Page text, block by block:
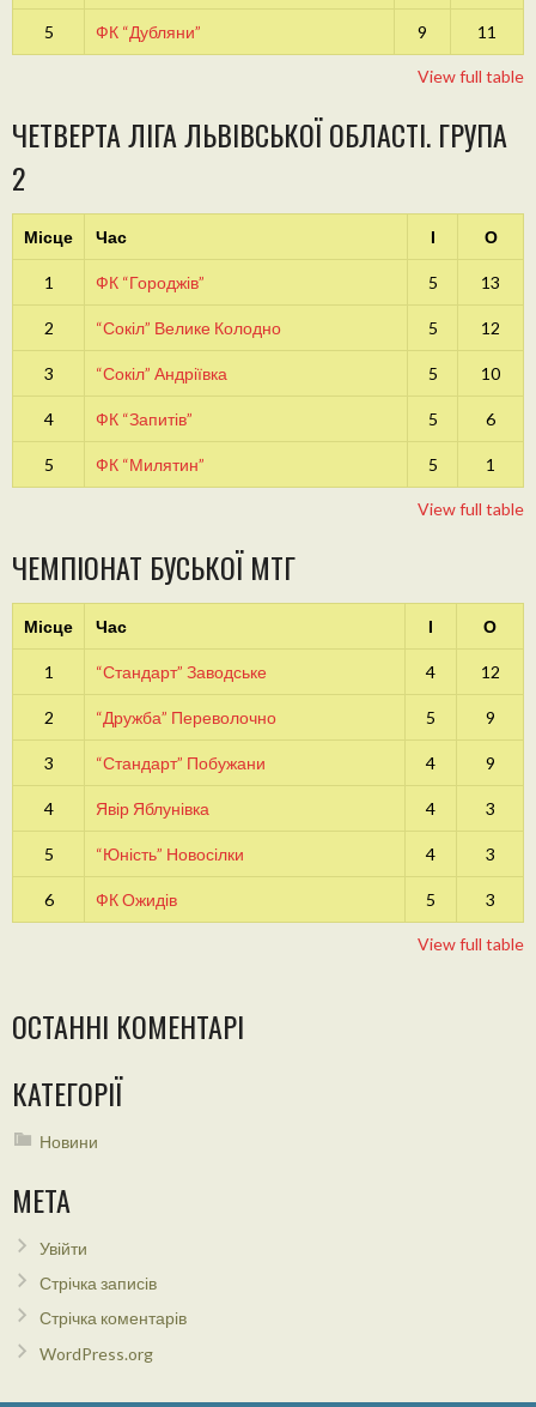
5 ФК “Дубляни” 9 11
View full table
ЧЕТВЕРТА ЛІГА ЛЬВІВСЬКОЇ ОБЛАСТІ. ГРУПА
2
Місце Час І О
1 ФК “Городжів” 5 13
2 “Сокіл” Велике Колодно 5 12
3 “Сокіл” Андріївка 5 10
4 ФК “Запитів” 5 6
5 ФК “Милятин” 5 1
View full table
ЧЕМПІОНАТ БУСЬКОЇ МТГ
Місце Час І О
1 “Стандарт” Заводське 4 12
2 “Дружба” Переволочно 5 9
3 “Стандарт” Побужани 4 9
4 Явір Яблунівка 4 3
5 “Юність” Новосілки 4 3
6 ФК Ожидів 5 3
View full table
ОСТАННІ КОМЕНТАРІ
КАТЕГОРІЇ
Новини
МЕТА
Увійти
Стрічка записів
Стрічка коментарів
WordPress.org